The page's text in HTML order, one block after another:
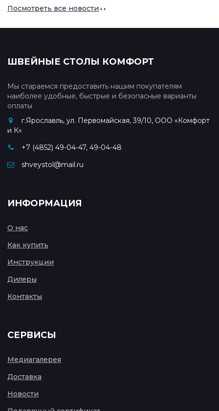
Посмотреть все новости
ШВЕЙНЫЕ СТОЛЫ КОМФОРТ
Мы стараемся предоставить нашим покупателям
наиболее удобные, быстрые и безопасные варианты
оплаты
г.Ярославль, ул. Первомайская, 39/10, ООО «Комфорт
и К»
+7 (4852) 49-04-47, 49-04-48
shveystol@mail.ru
ИНФОРМАЦИЯ
О нас
Как купить
Инструкции
Дилеры
Контакты
СЕРВИСЫ
Медиагалерея
Доставка
Новости